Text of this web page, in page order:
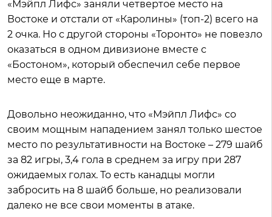
«Мэйпл Лифс» заняли четвертое место на
Востоке и отстали от «Каролины» (топ-2) всего на
2 очка. Но с другой стороны «Торонто» не повезло
оказаться в одном дивизионе вместе с
«Бостоном», который обеспечил себе первое
место еще в марте.
Довольно неожиданно, что «Мэйпл Лифс» со
своим мощным нападением занял только шестое
место по результативности на Востоке – 279 шайб
за 82 игры, 3,4 гола в среднем за игру при 287
ожидаемых голах. То есть канадцы могли
забросить на 8 шайб больше, но реализовали
далеко не все свои моменты в атаке.